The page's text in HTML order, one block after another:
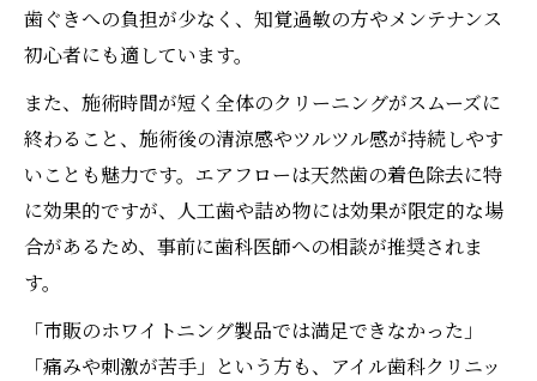
歯ぐきへの負担が少なく、知覚過敏の方やメンテナンス
初心者にも適しています。
また、施術時間が短く全体のクリーニングがスムーズに
終わること、施術後の清涼感やツルツル感が持続しやす
いことも魅力です。エアフローは天然歯の着色除去に特
に効果的ですが、人工歯や詰め物には効果が限定的な場
合があるため、事前に歯科医師への相談が推奨されま
す。
「市販のホワイトニング製品では満足できなかった」
「痛みや刺激が苦手」という方も、アイル歯科クリニッ